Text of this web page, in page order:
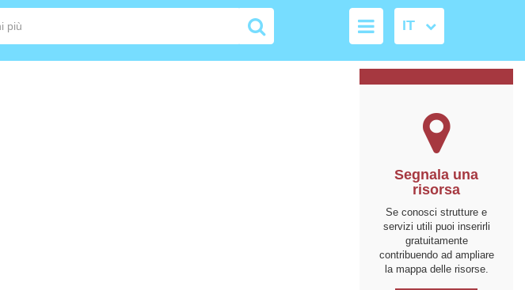
Segnala una
risorsa
Se conosci strutture e
servizi utili puoi inserirli
gratuitamente
contribuendo ad ampliare
la mappa delle risorse.